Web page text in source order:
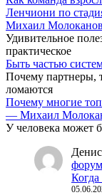
Ленчиони по
Михаил Молоканов
Удивительное
практическое
Быть частью
Почему партнеры,
ломаются
Почему многие
— Михаил
У человека может